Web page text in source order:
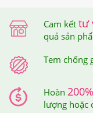
Bản Nên Dùng
Cách sử dụng:
Phần còn dư có
-Tháng đầu tiên,
2, cứ 2 ngày sử
Cam kết tư
quả sản
Tem chống
Hoàn 200%
lượng hoặc